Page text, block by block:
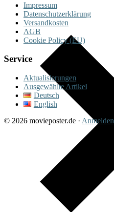
Impressum
Datenschutzerklärung
Versandkosten
AGB
Cookie Policy (EU)
Service
Aktualisierungen
Ausgewählte Artikel
Deutsch
English
© 2026 movieposter.de · Anmelden